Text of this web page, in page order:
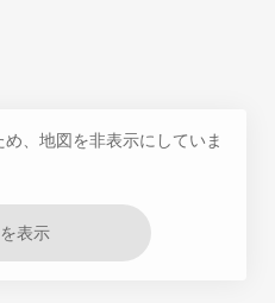
、地図を非表示にしていま
表示